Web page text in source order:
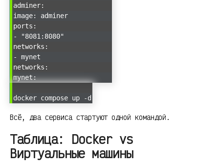
adminer:
image: adminer
ports:
- "8081:8080"
networks:
- mynet
networks:
mynet:
docker compose up -d
Всё, два сервиса стартуют одной командой.
Таблица: Docker vs
Виртуальные машины